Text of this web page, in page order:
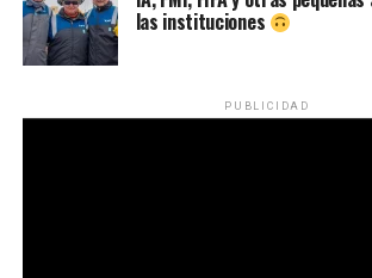
Desde una mesa que intenta protegerse
reparten lienzos con los ojos
las instituciones
PUBLICIDAD